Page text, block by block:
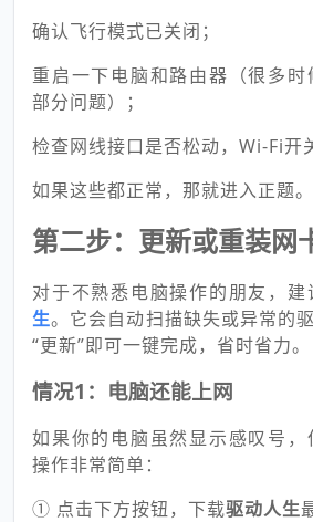
确认飞行模式已关闭；
重启一下电脑和路由器（很多
部分问题）；
检查网线接口是否松动，Wi-Fi开
如果这些都正常，那就进入正题。
第二步：更新或重装网
对于不熟悉电脑操作的朋友，
生。它会自动扫描缺失或异常的
“更新”即可一键完成，省时省力。
情况1：电脑还能上网
如果你的电脑虽然显示感叹号，
操作非常简单：
① 点击下方按钮，下载驱动人生